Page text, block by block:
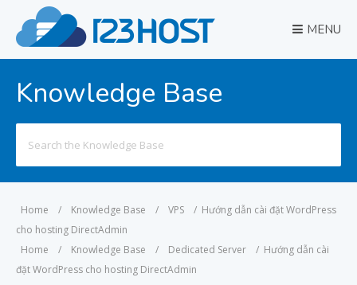
MENU
Knowledge Base
for:
Home / Knowledge Base / VPS / Hướng dẫn cài đặt WordPress
cho hosting DirectAdmin
Home
/ Knowledge Base / Dedicated Server / Hướng dẫn cài
đặt WordPress cho hosting DirectAdmin